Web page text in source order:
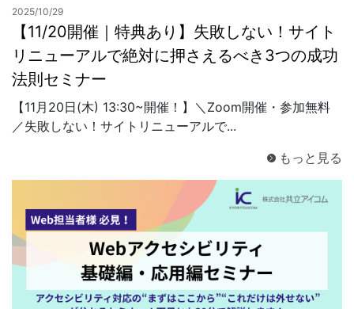
2025/10/29
【11/20開催｜特典あり】失敗しない！サイト
リニューアルで絶対に押さえるべき3つの成功
法則セミナー
【11月20日(木) 13:30~開催！】＼Zoom開催・参加無料
／失敗しない！サイトリニューアルで...
もっと見る